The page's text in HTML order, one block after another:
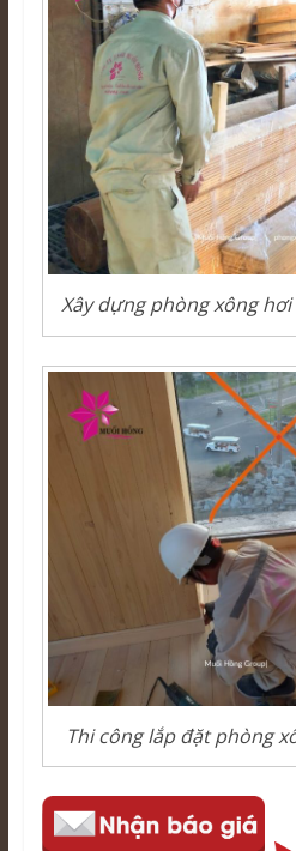
Xây dựng phòng xông
Thi công lắp đặt phòng